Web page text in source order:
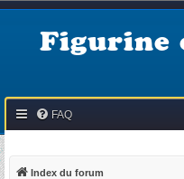
Figurine
FAQ
Index du forum